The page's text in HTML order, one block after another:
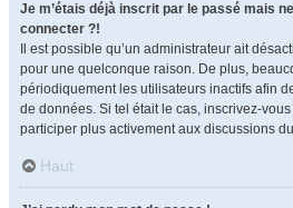
Je m’étais déjà inscrit par le passé mais
connecter ?!
Il est possible qu’un administrateur ait
pour une quelconque raison. De plus,
périodiquement les utilisateurs inactifs afin
de données. Si tel était le cas, inscrivez-
participer plus activement aux discussions
Haut